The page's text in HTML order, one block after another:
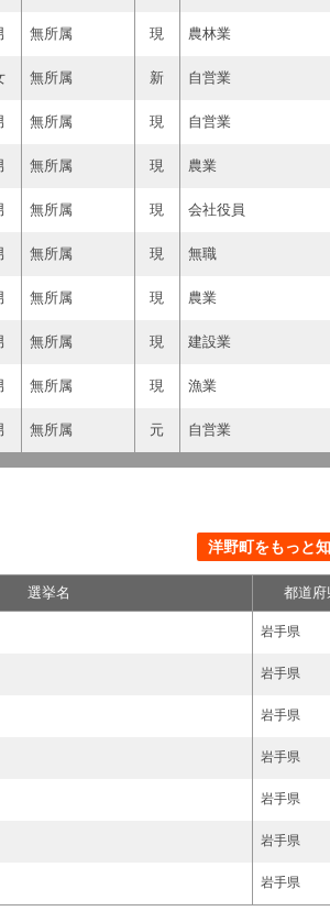
無所属 現 農林業
無所属 新 自営業
無所属 現 自営業
無所属 現 農業
無所属 現 会社役員
無所属 現 無職
無所属 現 農業
無所属 現 建設業
無所属 現 漁業
無所属 元 自営業
洋野町をもっと知
選挙名 都道府
岩手県
岩手県
岩手県
岩手県
岩手県
岩手県
岩手県